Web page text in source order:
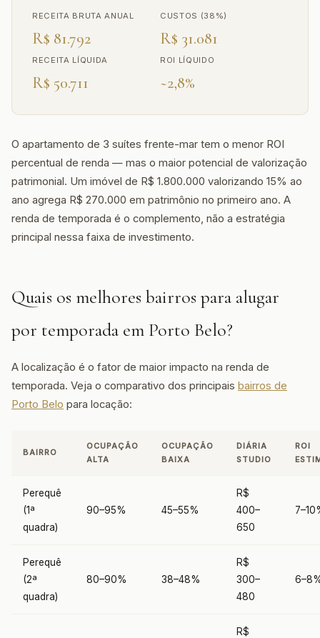
RECEITA BRUTA ANUAL
R$ 81.792
CUSTOS (38%)
R$ 31.081
RECEITA LÍQUIDA
R$ 50.711
ROI LÍQUIDO
~2,8%
O apartamento de 3 suítes frente-mar tem o menor ROI
percentual de renda — mas o maior potencial de valorização
patrimonial. Um imóvel de R$ 1.800.000 valorizando 15% ao
ano agrega R$ 270.000 em patrimônio no primeiro ano. A
renda de temporada é o complemento, não a estratégia
principal nessa faixa de investimento.
Quais os melhores bairros para alugar
por temporada em Porto Belo?
A localização é o fator de maior impacto na renda de
temporada. Veja o comparativo dos principais bairros de
Porto Belo para locação:
BAIRRO
OCUPAÇÃO
ALTA
OCUPAÇÃO
BAIXA
DIÁRIA
STUDIO
ROI
Perequê
(1ª
quadra)
90–95% 45–55%
R$
400–
650
Perequê
(2ª
quadra)
80–90% 38–48%
R$
300–
480
R$